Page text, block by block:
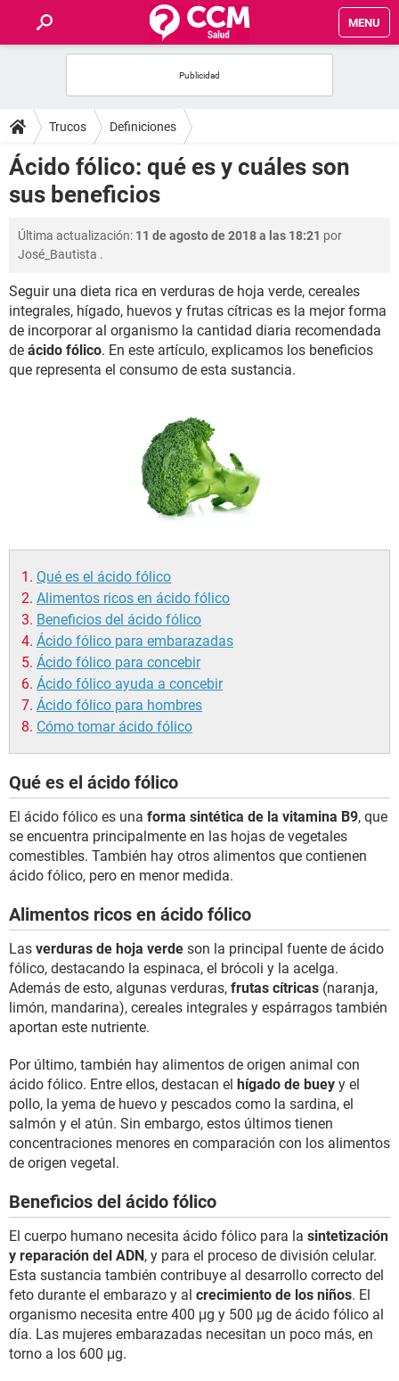
MENU
FOROS
SALUD
FAMILIA
NUTRICIÓN
BIENESTAR
SEXUALIDAD
Trucos Definiciones
Ácido fólico: qué es y cuáles son
sus beneficios
Última actualización: 11 de agosto de 2018 a las 18:21 por
José_Bautista .
Seguir una dieta rica en verduras de hoja verde, cereales
integrales, hígado, huevos y frutas cítricas es la mejor forma
de incorporar al organismo la cantidad diaria recomendada
de ácido fólico. En este artículo, explicamos los beneficios
que representa el consumo de esta sustancia.
Qué es el ácido fólico
Alimentos ricos en ácido fólico
Beneficios del ácido fólico
Ácido fólico para embarazadas
Ácido fólico para concebir
Ácido fólico ayuda a concebir
Ácido fólico para hombres
Cómo tomar ácido fólico
Qué es el ácido fólico
El ácido fólico es una forma sintética de la vitamina B9, que
se encuentra principalmente en las hojas de vegetales
comestibles. También hay otros alimentos que contienen
ácido fólico, pero en menor medida.
Alimentos ricos en ácido fólico
Las verduras de hoja verde son la principal fuente de ácido
fólico, destacando la espinaca, el brócoli y la acelga.
Además de esto, algunas verduras, frutas cítricas (naranja,
limón, mandarina), cereales integrales y espárragos también
aportan este nutriente.
Por último, también hay alimentos de origen animal con
ácido fólico. Entre ellos, destacan el hígado de buey y el
pollo, la yema de huevo y pescados como la sardina, el
salmón y el atún. Sin embargo, estos últimos tienen
concentraciones menores en comparación con los alimentos
de origen vegetal.
Beneficios del ácido fólico
El cuerpo humano necesita ácido fólico para la sintetización
y reparación del ADN, y para el proceso de división celular.
Esta sustancia también contribuye al desarrollo correcto del
feto durante el embarazo y al crecimiento de los niños. El
organismo necesita entre 400 μg y 500 μg de ácido fólico al
día. Las mujeres embarazadas necesitan un poco más, en
torno a los 600 μg.